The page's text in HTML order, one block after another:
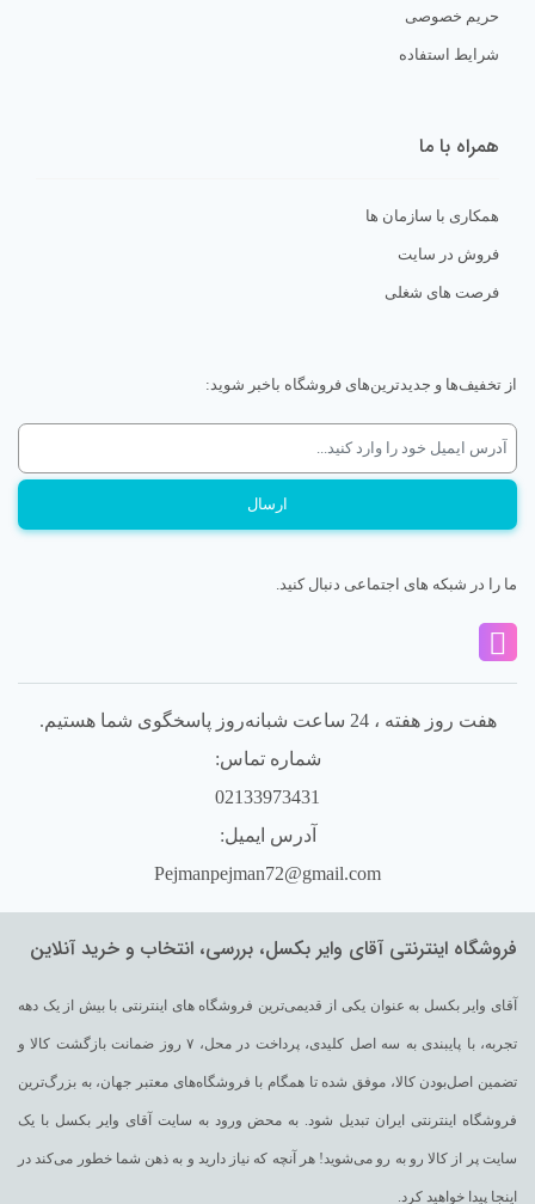
حریم خصوصی
شرایط استفاده
همراه با ما
همکاری با سازمان ها
فروش در سایت
فرصت های شغلی
از تخفیف‌ها و جدیدترین‌های فروشگاه باخبر شوید:
ما را در شبکه های اجتماعی دنبال کنید.
هفت روز هفته ، 24 ساعت شبانه‌روز پاسخگوی شما هستیم.
شماره تماس:
02133973431
آدرس ایمیل:
Pejmanpejman72@gmail.com
فروشگاه اینترنتی آقای وایر بکسل، بررسی، انتخاب و خرید آنلاین
آقای وایر بکسل به عنوان یکی از قدیمی‌ترین فروشگاه های اینترنتی با بیش از یک دهه
تجربه، با پایبندی به سه اصل کلیدی، پرداخت در محل، ۷ روز ضمانت بازگشت کالا و
تضمین اصل‌بودن کالا، موفق شده تا همگام با فروشگاه‌های معتبر جهان، به بزرگ‌ترین
فروشگاه اینترنتی ایران تبدیل شود. به محض ورود به سایت آقای وایر بکسل با یک
سایت پر از کالا رو به رو می‌شوید! هر آنچه که نیاز دارید و به ذهن شما خطور می‌کند در
اینجا پیدا خواهید کرد.